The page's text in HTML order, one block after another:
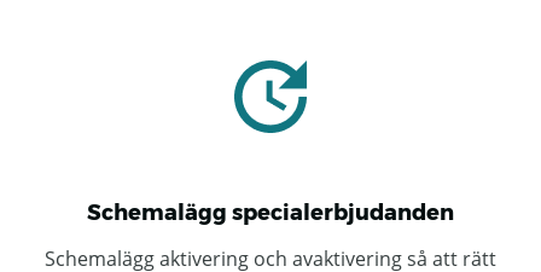
Schemalägg specialerbjudanden
Schemalägg aktivering och avaktivering så att rätt